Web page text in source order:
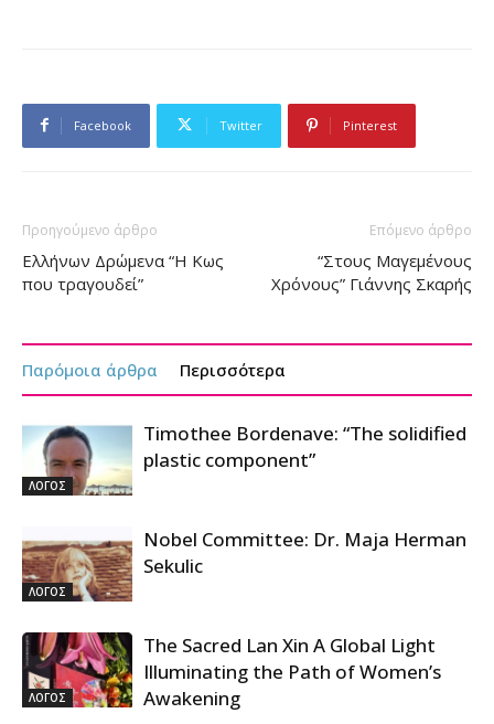
Facebook Twitter Pinterest
Προηγούμενο άρθρο
Ελλήνων Δρώμενα “Η Κως
που τραγουδεί”
Επόμενο άρθρο
“Στους Μαγεμένους
Χρόνους” Γιάννης Σκαρής
Παρόμοια άρθρα Περισσότερα
ΛΟΓΟΣ
Timothee Bordenave: “The solidified
plastic component”
ΛΟΓΟΣ
Nobel Committee: Dr. Maja Herman
Sekulic
ΛΟΓΟΣ
The Sacred Lan Xin A Global Light
Illuminating the Path of Women’s
Awakening